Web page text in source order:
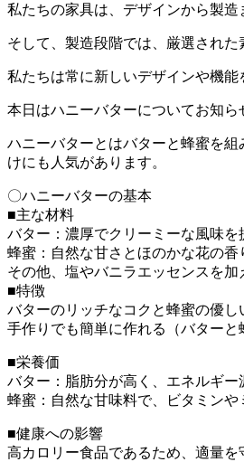
私たちの家具は、デザインから製
そして、製造段階では、厳選され
私たちは常に新しいデザインや機
本日はハニーバターについてお知ら
ハニーバターとはバターと蜂蜜を
けにも人気があります。
〇ハニーバターの基本
■主な材料
バター：濃厚でクリーミーな風味を
蜂蜜：自然な甘さとほのかな花の香
その他、塩やバニラエッセンスを加
■特徴
バターのリッチなコクと蜂蜜の優し
手作りでも簡単に作れる（バターと
■栄養価
バター：脂肪分が高く、エネルギー
蜂蜜：自然な甘味料で、ビタミンや
■健康への影響
高カロリー食品であるため、適量を